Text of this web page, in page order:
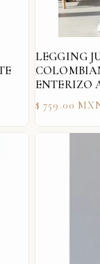
LEGGING
ENTERIZO
Precio
$ 759.00